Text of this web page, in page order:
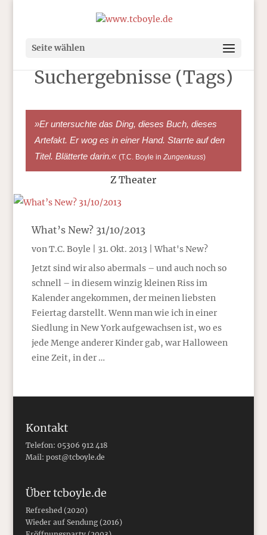
Seite wählen
Suchergebnisse (Tags)
»Er untersuchte das Ding, dieses Buch, dieses
Artefakt. Er wog es in einer Hand. Starrte auf den
Titel. Blätterte darin.« (T.C. Boyle in Zungenkuss)
Z Theater
What’s New? 31/10/2013
vonT.C. Boyle 31. Okt. 2013 |What's New?
Jetzt sind wir also abermals – und auch noch so
schnell – in diesem winzig kleinen Riss im
Kalender angekommen, der meinen liebsten
Feiertag darstellt. Wenn man wie ich in einer
Siedlung in New York aufgewachsen ist, wo es
jede Menge anderer Kinder gab, war Halloween
eine Zeit, in der …
Kontakt
Telefon: 05306 912 418
Mail: post@tcboyle.de
Über tcboyle.de
Refreshed (2020)
Wieder auf Sendung (2016)